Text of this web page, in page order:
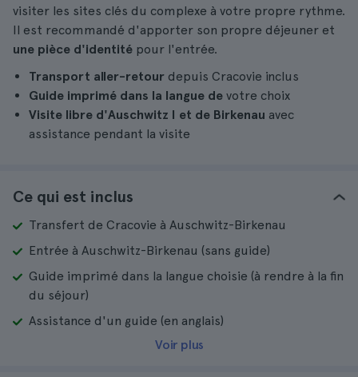
visiter les sites clés du complexe à votre propre rythme.
Il est recommandé d'apporter son propre déjeuner et
une pièce d'identité pour l'entrée.
Transport aller-retour depuis Cracovie inclus
Guide imprimé dans la langue de votre choix
Visite libre d'Auschwitz I et de Birkenau avec
assistance pendant la visite
Ce qui est inclus
Transfert de Cracovie à Auschwitz-Birkenau
Entrée à Auschwitz-Birkenau (sans guide)
Guide imprimé dans la langue choisie (à rendre à la fin
du séjour)
Assistance d'un guide (en anglais)
Voir plus